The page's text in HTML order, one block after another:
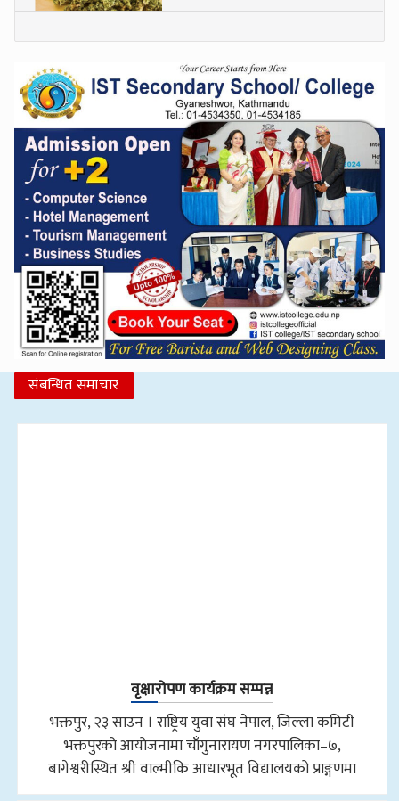
संबन्धित समाचार
वृक्षारोपण कार्यक्रम सम्पन्न
भक्तपुर, २३ साउन । राष्ट्रिय युवा संघ नेपाल, जिल्ला कमिटी
भक्तपुरको आयोजनामा चाँगुनारायण नगरपालिका–७,
बागेश्वरीस्थित श्री वाल्मीकि आधारभूत विद्यालयको प्राङ्गणमा